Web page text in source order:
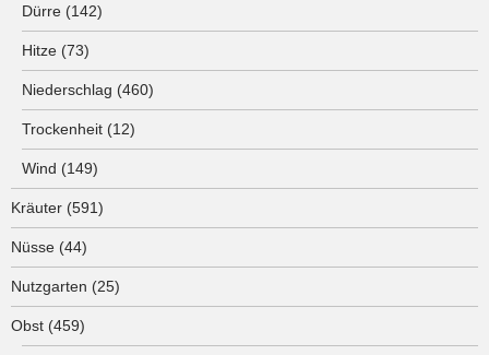
Dürre (142)
Hitze (73)
Niederschlag (460)
Trockenheit (12)
Wind (149)
Kräuter (591)
Nüsse (44)
Nutzgarten (25)
Obst (459)